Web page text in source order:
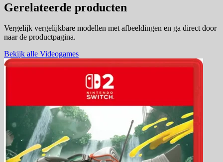
Gerelateerde producten
Vergelijk vergelijkbare modellen met afbeeldingen en ga direct door
naar de productpagina.
Bekijk alle Videogames